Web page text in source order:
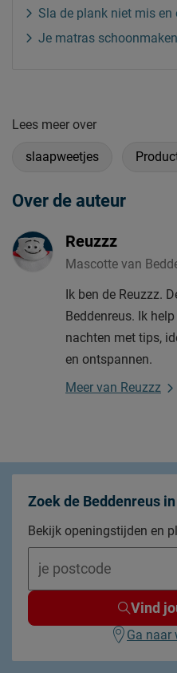
Sla de plank niet mis
Je matras
Lees meer over
slaapweetjes
Over de auteur
Reuzzz
Mascotte van
Ik ben de Reuzzz.
Beddenreus. Ik
nachten met tips,
en ontspannen.
Meer van Reuzzz
Zoek de Beddenreus
Bekijk openingstijden en
Vind
Ga naar